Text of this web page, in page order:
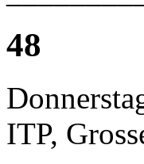
48
ITP,